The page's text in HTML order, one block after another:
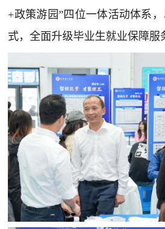
+政策游园”四位一体活动体系
式，全面升级毕业生就业保障服